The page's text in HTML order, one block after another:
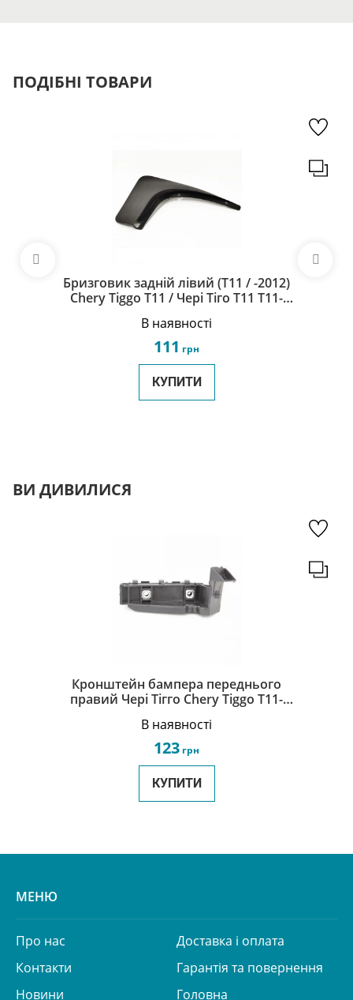
ПОДІБНІ ТОВАРИ
Бризговик задній лівий (T11 / -2012)
Chery Tiggo Т11 / Чері Тіго Т11 T11-
В наявності
111 грн
КУПИТИ
ВИ ДИВИЛИСЯ
Кронштейн бампера переднього
правий Чері Тігго Chery Tiggo T11-
В наявності
123 грн
КУПИТИ
МЕНЮ
Про нас
Доставка і оплата
Контакти
Гарантія та повернення
Новини
Головна